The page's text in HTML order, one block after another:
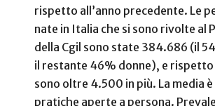
rispetto all’anno precedente. Le
nate in Italia che si sono rivolte al
della Cgil sono state 384.686 (il
il restante 46% donne), e
sono oltre 4.500 in più. La media è
pratiche aperte a persona.